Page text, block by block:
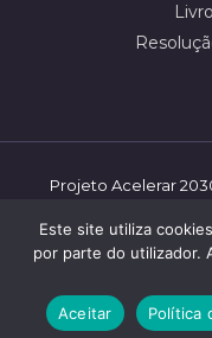
Projeto Acelerar
Este site utiliza
por parte do utilizador.
Aceitar
Política